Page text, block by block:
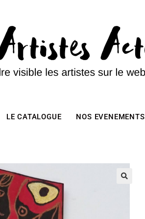
LE CATALOGUE NOS EVENEMENTS